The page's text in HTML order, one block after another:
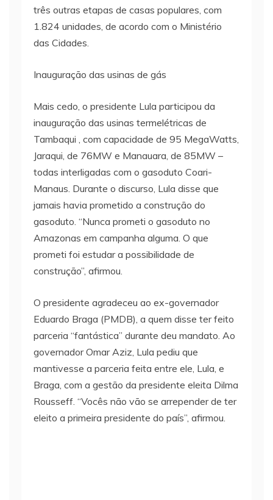
três outras etapas de casas populares, com
1.824 unidades, de acordo com o Ministério
das Cidades.
Inauguração das usinas de gás
Mais cedo, o presidente Lula participou da
inauguração das usinas termelétricas de
Tambaqui , com capacidade de 95 MegaWatts,
Jaraqui, de 76MW e Manauara, de 85MW –
todas interligadas com o gasoduto Coari-
Manaus. Durante o discurso, Lula disse que
jamais havia prometido a construção do
gasoduto. “Nunca prometi o gasoduto no
Amazonas em campanha alguma. O que
prometi foi estudar a possibilidade de
construção”, afirmou.
O presidente agradeceu ao ex-governador
Eduardo Braga (PMDB), a quem disse ter feito
parceria “fantástica” durante deu mandato. Ao
governador Omar Aziz, Lula pediu que
mantivesse a parceria feita entre ele, Lula, e
Braga, com a gestão da presidente eleita Dilma
Rousseff. “Vocês não vão se arrepender de ter
eleito a primeira presidente do país”, afirmou.